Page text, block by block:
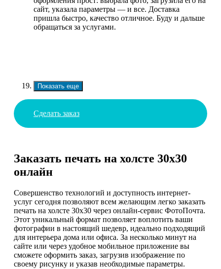
сайт, указала параметры — и все. Доставка
пришла быстро, качество отличное. Буду и дальше
обращаться за услугами.
Показать еще
Сделать заказ
Заказать печать на холсте 30х30
онлайн
Совершенство технологий и доступность интернет-
услуг сегодня позволяют всем желающим легко заказать
печать на холсте 30х30 через онлайн-сервис ФотоПочта.
Этот уникальный формат позволяет воплотить ваши
фотографии в настоящий шедевр, идеально подходящий
для интерьера дома или офиса. За несколько минут на
сайте или через удобное мобильное приложение вы
сможете оформить заказ, загрузив изображение по
своему рисунку и указав необходимые параметры.